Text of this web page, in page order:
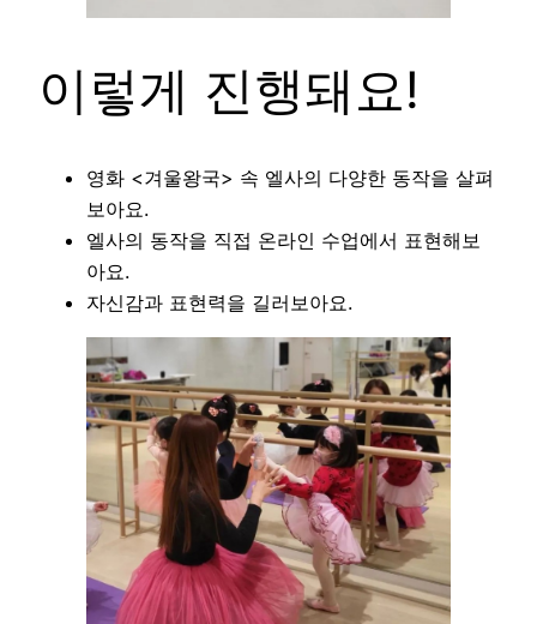
이렇게 진행돼요!
영화 <겨울왕국> 속 엘사의 다양한 동작을 살펴
보아요.
엘사의 동작을 직접 온라인 수업에서 표현해보
아요.
자신감과 표현력을 길러보아요.